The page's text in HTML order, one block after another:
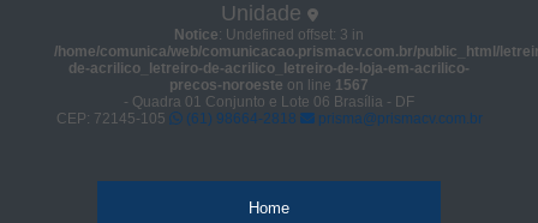
Unidade
Notice: Undefined offset: 3 in
/home/comunica/web/comunicacao.prismacv.com.br/public_html/
de-acrilico_letreiro-de-acrilico_letreiro-de-loja-em-acrilico-
precos-noroeste on line 1567
- Quadra 01 Conjunto e Lote 06 Brasília - DF
CEP: 72145-105
(61) 98664-2818 prisma@prismacv.com.br
Home